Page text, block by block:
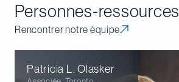
Personnes-ressources
Rencontrer notre équipe
Patricia L. Olasker